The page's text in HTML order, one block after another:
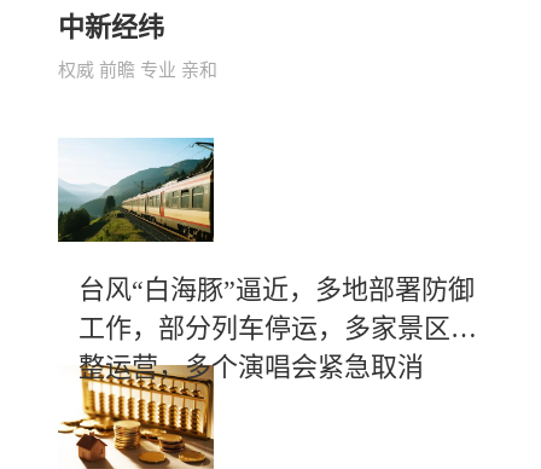
中新经纬
权威 前瞻 专业 亲和
台风“白海豚”逼近，多地部署防御
工作，部分列车停运，多家景区调
整运营，多个演唱会紧急取消